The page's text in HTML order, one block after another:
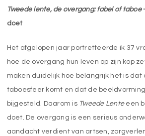
Tweede lente, de overgang: fabel of taboe
doet
Het afgelopen jaar portretteerde ik 37
hoe de overgang hun leven op zijn kop
maken duidelijk hoe belangrijk het is dat
taboesfeer komt en dat de
bijgesteld. Daarom is Tweede Lenteeen
doet. De overgang is een serieus
aandacht verdient van artsen,